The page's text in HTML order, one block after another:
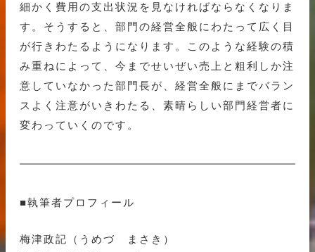
細かく費用の支出状況を見なければならなくなりま
す。そうすると、部門の経営全般にわたって広く目
が行きわたるようになります。このような経験の積
み重ねによって、今までせいぜい売上と粗利しか注
意していなかった部門長が、経営全般にまでバラン
スよく注意がいきわたる、素晴らしい部門経営者に
変わっていくのです。
■執筆者プロフィール
梅津政記（うめづ まさき）